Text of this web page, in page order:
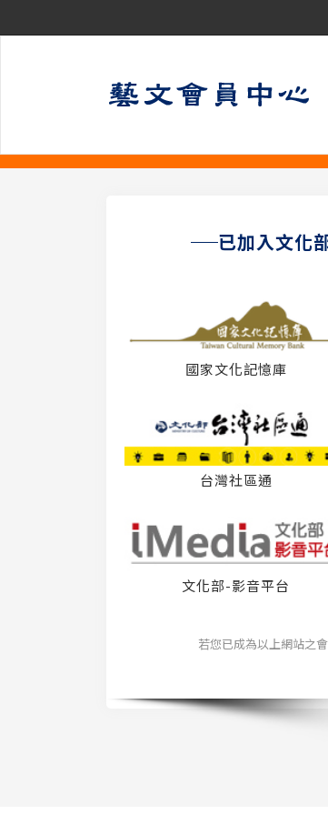
已加入文化
國家文化記憶庫
台灣社區通
文化部-影音平台
若您已成為以上網站之